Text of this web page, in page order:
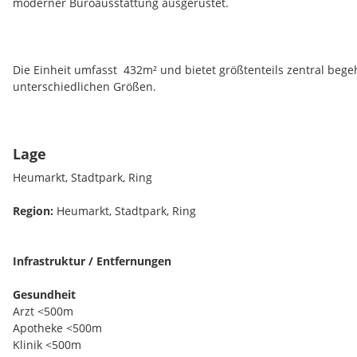
Die Einheit umfasst 432m² und bietet größtenteils zentral
unterschiedlichen Größen.
Die unmittelbare Nähe zum Stadtpark bietet eine perfekte
Verkehrsnetz und einige Schritte weiter sind Sie auch schon in
Anbindung an den öffentlichen Verkehr:
Bus Linie 3A, 4A
Lage
Heumarkt, Stadtpark, Ring
Region: Heumarkt, Stadtpark, Ring
Infrastruktur / Entfernungen
Gesundheit
Arzt <500m
Apotheke <500m
Klinik <500m